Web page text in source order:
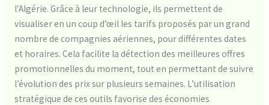
l’Algérie. Grâce à leur technologie, ils permettent de
visualiser en un coup d’œil les tarifs proposés par un grand
nombre de compagnies aériennes, pour différentes dates
et horaires. Cela facilite la détection des meilleures offres
promotionnelles du moment, tout en permettant de suivre
l’évolution des prix sur plusieurs semaines. L’utilisation
stratégique de ces outils favorise des économies